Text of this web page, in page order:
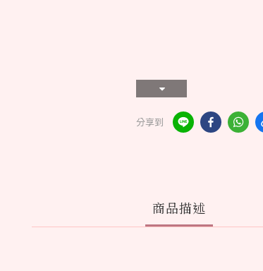
分享到
商品描述